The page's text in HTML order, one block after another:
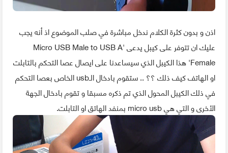
اذن و بدون كثرة الكلام ندخل مباشرة في صلب الموضوع اذ أنه يجب
عليك ان تتوفر على كيبل يدعى 'Micro USB Male to USB A
Female' هذا الكيبل الذي سيساعدنا على ايصال عصا التحكم بالتابلت
او الهاتف كيف ذلك ؟؟ .. ستقوم بادخال الـusb الخاص بعصا التحكم
في ذلك الكيبل المحول الذي تم ذكره مسبقا و تقوم بادخال الجهة
الأخرى و التي هي micro usb بمنفد الهاتق او التابلت.